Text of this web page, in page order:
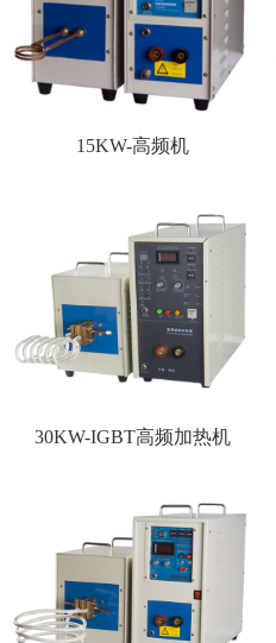
15KW-高频机
30KW-IGBT高频加热机